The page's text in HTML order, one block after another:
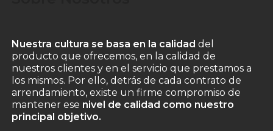
Nuestra cultura se basa en la calidad del
producto que ofrecemos, en la calidad de
nuestros clientes y en el servicio que prestamos a
los mismos. Por ello, detrás de cada contrato de
arrendamiento, existe un firme compromiso de
mantener ese nivel de calidad como nuestro
principal objetivo.